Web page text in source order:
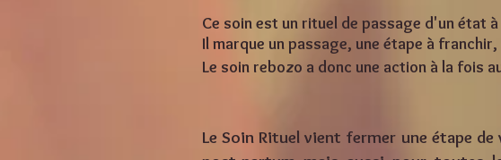
Ce soin est un rituel de passage d'un état
Il marque un passage, une étape à
Le soin rebozo a donc une action à la fois
Le Soin Rituel vient fermer une étape